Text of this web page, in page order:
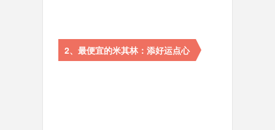
2、最便宜的米其林：添好运点心